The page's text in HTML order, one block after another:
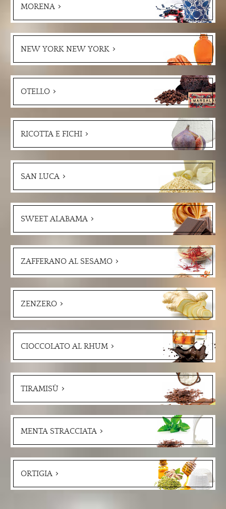
MORENA
NEW YORK NEW YORK
OTELLO
RICOTTA E FICHI
SAN LUCA
SWEET ALABAMA
ZAFFERANO AL SESAMO
ZENZERO
CIOCCOLATO AL RHUM
TIRAMISÙ
MENTA STRACCIATA
ORTIGIA